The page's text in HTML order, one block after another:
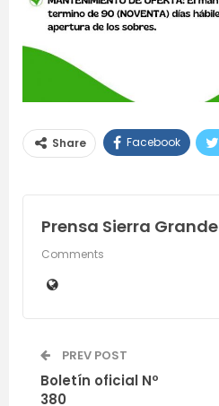
Share Facebook
Prensa Sierra Grande
Comments
PREV POST
Boletín oficial Nº
380